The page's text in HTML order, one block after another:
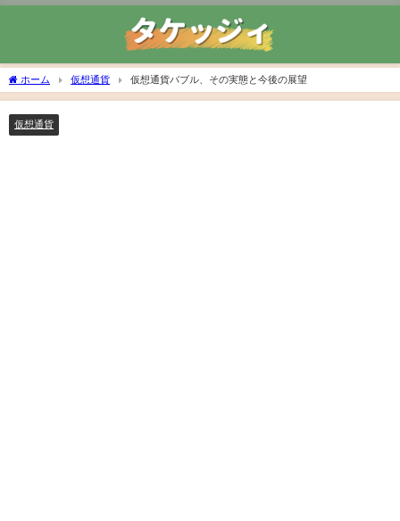
ホーム 仮想通貨 仮想通貨バブル、その実態と今後の展望
仮想通貨